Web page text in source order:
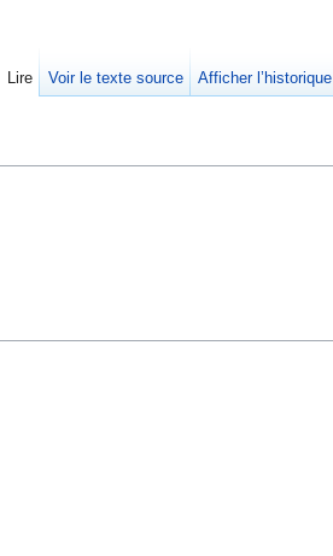
Lire Voir le texte source Afficher l’historique